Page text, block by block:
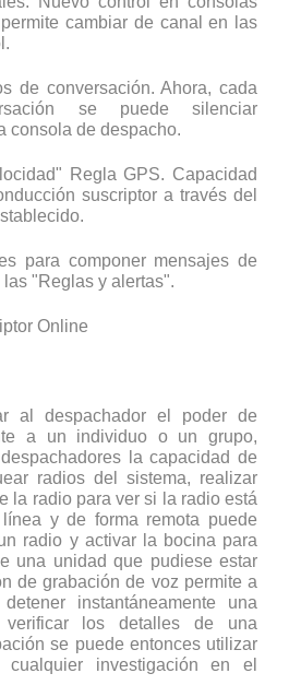
cambiar de canal en las
de conversación. Ahora, cada
se puede silenciar
consola de despacho.
Regla GPS. Capacidad
suscriptor a través del
para componer mensajes de
"Reglas y alertas".
Online
al despachador el poder de
a un individuo o un grupo,
la capacidad de
radios del sistema, realizar
la radio para ver si la radio está
y de forma remota puede
radio y activar la bocina para
una unidad que pudiese estar
de grabación de voz permite a
instantáneamente una
verificar los detalles de una
se puede entonces utilizar
investigación en el